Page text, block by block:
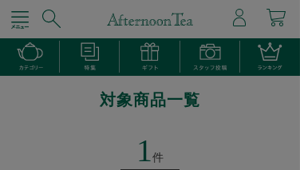
対象商品一覧
1件